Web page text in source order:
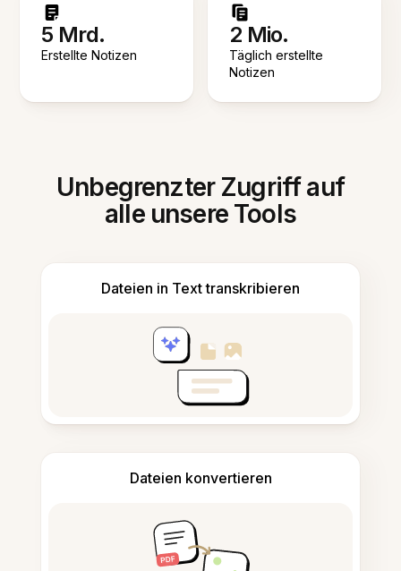
5 Mrd.
Erstellte Notizen
2 Mio.
Täglich erstellte
Notizen
Unbegrenzter Zugriff auf
alle unsere Tools
Dateien in Text transkribieren
Dateien konvertieren